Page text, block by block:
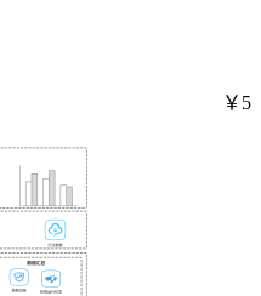
￥5